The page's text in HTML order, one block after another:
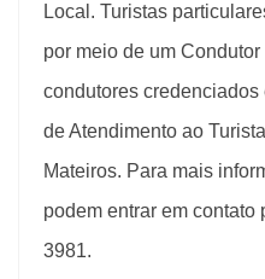
Local. Turistas
por meio de um
condutores
de Atendimento ao
Mateiros. Para mais
podem entrar em
3981.